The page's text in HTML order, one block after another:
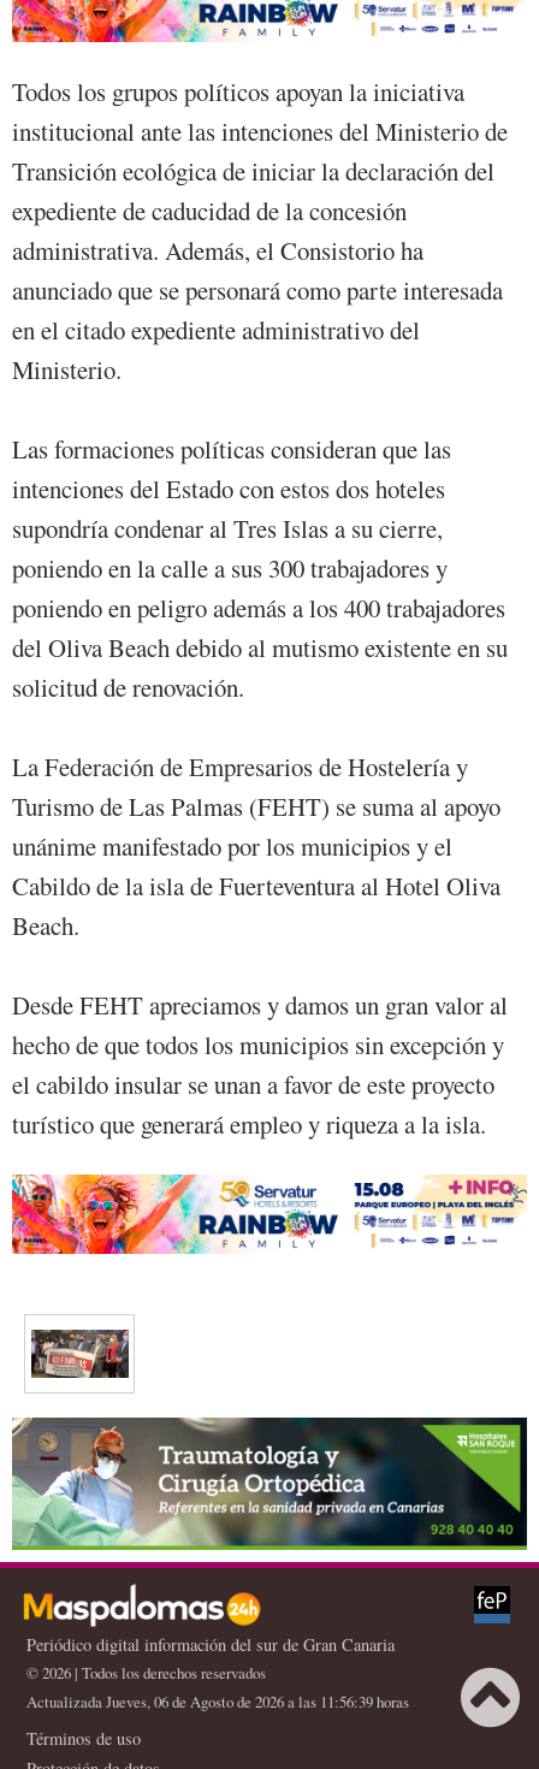
Todos los grupos políticos apoyan la iniciativa
institucional ante las intenciones del Ministerio de
Transición ecológica de iniciar la declaración del
expediente de caducidad de la concesión
administrativa. Además, el Consistorio ha
anunciado que se personará como parte interesada
en el citado expediente administrativo del
Ministerio.
Las formaciones políticas consideran que las
intenciones del Estado con estos dos hoteles
supondría condenar al Tres Islas a su cierre,
poniendo en la calle a sus 300 trabajadores y
poniendo en peligro además a los 400 trabajadores
del Oliva Beach debido al mutismo existente en su
solicitud de renovación.
La Federación de Empresarios de Hostelería y
Turismo de Las Palmas (FEHT) se suma al apoyo
unánime manifestado por los municipios y el
Cabildo de la isla de Fuerteventura al Hotel Oliva
Beach.
Desde FEHT apreciamos y damos un gran valor al
hecho de que todos los municipios sin excepción y
el cabildo insular se unan a favor de este proyecto
turístico que generará empleo y riqueza a la isla.
Periódico digital información del sur de Gran Canaria
© 2026 | Todos los derechos reservados
Actualizada Jueves, 06 de Agosto de 2026 a las 11:56:39 horas
Términos de uso